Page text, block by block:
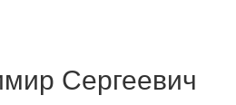
Сергеевич